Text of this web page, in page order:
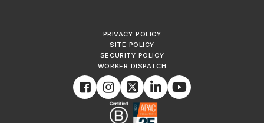
PRIVACY POLICY
SITE POLICY
SECURITY POLICY
WORKER DISPATCH